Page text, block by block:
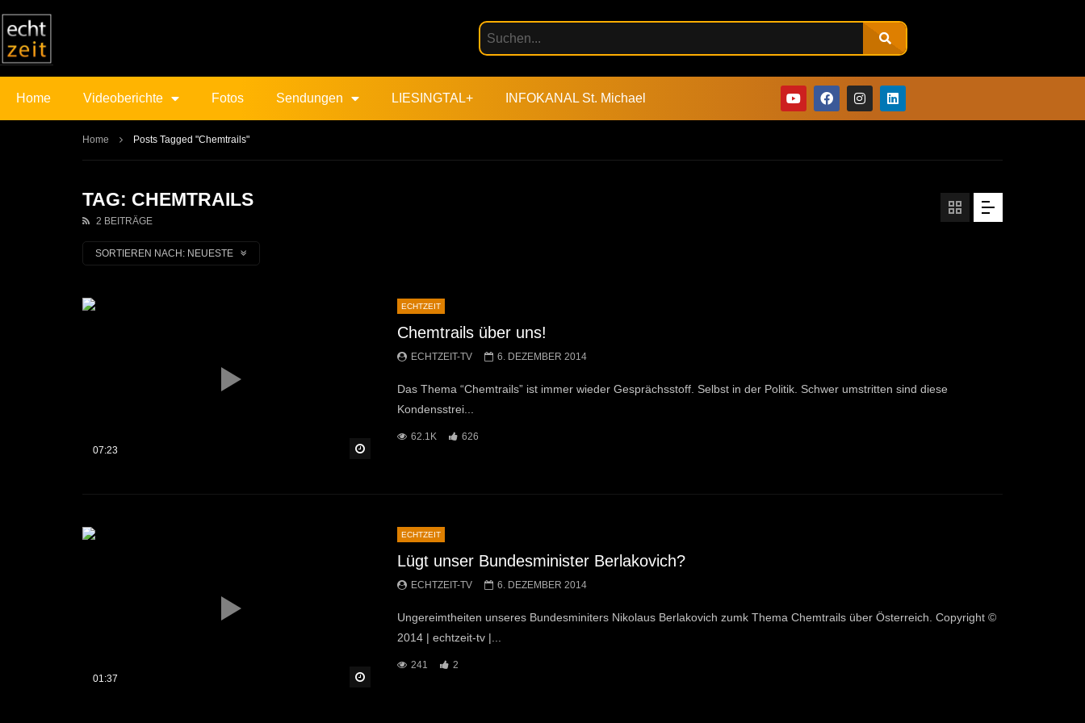
Home Videoberichte Fotos Sendungen LIESINGTAL+ INFOKANAL St. Michael
Home Posts Tagged "Chemtrails"
TAG: CHEMTRAILS
2 BEITRÄGE
SORTIEREN NACH: NEUESTE
07:23
ECHTZEIT
Chemtrails über uns!
ECHTZEIT-TV 6. DEZEMBER 2014
Das Thema “Chemtrails” ist immer wieder Gesprächsstoff. Selbst in der Politik. Schwer umstritten sind diese
Kondensstrei...
62.1K 626
01:37
ECHTZEIT
Lügt unser Bundesminister Berlakovich?
ECHTZEIT-TV 6. DEZEMBER 2014
Ungereimtheiten unseres Bundesminiters Nikolaus Berlakovich zumk Thema Chemtrails über Österreich. Copyright ©
2014 | echtzeit-tv |...
241 2